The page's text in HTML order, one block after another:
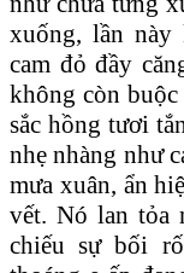
xuống, lần
cam đỏ đầy
không còn
sắc hồng tươi
nhẹ nhàng như
mưa xuân, ẩn
vết. Nó lan tỏa
chiếu sự bối